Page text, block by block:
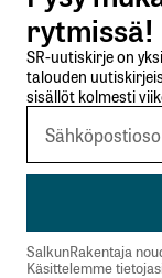
rytmissä!
SR-uutiskirje on
talouden
sisällöt kolmesti
SalkunRakentaja
Käsittelemme